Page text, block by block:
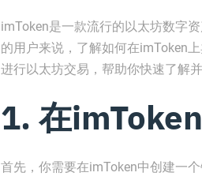
imToken是一款流行的以太坊数字
的用户来说，了解如何在imToken
进行以太坊交易，帮助你快速了解并
1. 在
首先，你需要在imToken中创建一